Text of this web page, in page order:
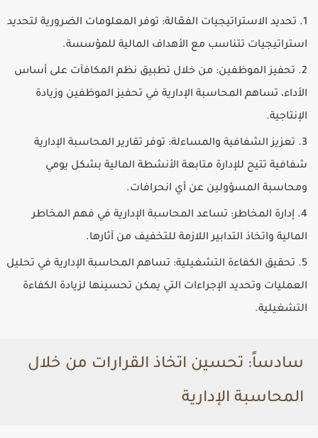
تحديد الاستراتيجيات الفعّالة: توفر المعلومات الضرورية لتحديد
استراتيجيات تتناسب مع الأهداف المالية للمؤسسة.
تحفيز الموظفين: من خلال تطبيق نظم المكافآت على أساس
الأداء، تساهم المحاسبة الإدارية في تحفيز الموظفين وزيادة
الإنتاجية.
تعزيز الشفافية والمساءلة: توفر تقارير المحاسبة الإدارية
شفافية تتيح للإدارة متابعة الأنشطة المالية بشكل يومي
ومحاسبة المسؤولين عن أي انحرافات.
إدارة المخاطر: تساعد المحاسبة الإدارية في فهم المخاطر
المالية واتخاذ التدابير اللازمة للتخفيف من آثارها.
تحقيق الكفاءة التشغيلية: تساهم المحاسبة الإدارية في تحليل
العمليات وتحديد الإجراءات التي يمكن تحسينها لزيادة الكفاءة
التشغيلية.
سادساً: تحسين اتخاذ القرارات من خلال
المحاسبة الإدارية